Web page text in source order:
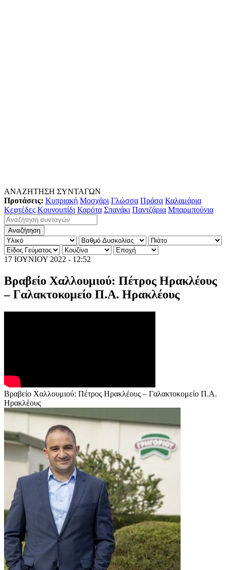
ΑΝΑΖΗΤΗΣΗ ΣΥΝΤΑΓΩΝ
Προτάσεις: Κυπριακή Μοσχάρι Γλώσσα Πράσα Καλαμάρια
Κεφτέδες Κουνουπίδι Καρότα Σπανάκι Παντζάρια Μπαρμπούνια
17 ΙΟΥΝΙΟΥ 2022 - 12:52
Βραβείο Χαλλουμιού: Πέτρος Ηρακλέους
– Γαλακτοκομείο Π.Α. Ηρακλέους
Βραβείο Χαλλουμιού: Πέτρος Ηρακλέους – Γαλακτοκομείο Π.Α.
Ηρακλέους